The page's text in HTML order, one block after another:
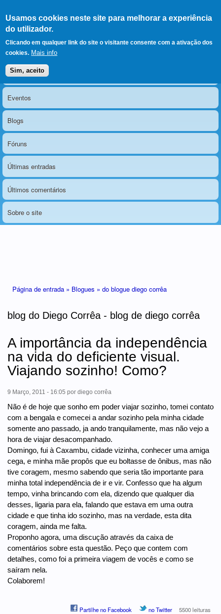
Usamos cookies neste site para melhorar a experiência
do utilizador.
Clicando em qualquer link do site o visitante consente com a ativação dos
cookies. Mais info
Sim, aceito
LERPARAVER , ir para a
página principal
O portal da visão diferente
Menu principal
Notícias
Eventos
Blogs
Fóruns
Últimas entradas
Últimos comentários
Sobre o site
Página de entrada » Blogues » do blogue diego corrêa
blog do Diego Corrêa - blog de diego corrêa
A importância da independência
na vida do deficiente visual.
Viajando sozinho! Como?
9 Março, 2011 - 16:05 por diego corrêa
Não é de hoje que sonho em poder viajar sozinho, tomei contato
com a bengala e comecei a andar sozinho pela minha cidade
somente ano passado, ja ando tranquilamente, mas não vejo a
hora de viajar desacompanhado.
Domingo, fui à Caxambu, cidade vizinha, conhecer uma amiga
cega, e minha mãe propôs que eu boltasse de ônibus, mas não
tive coragem, mesmo sabendo que seria tão importante para
minha total independência de ir e vir. Confesso que ha algum
tempo, vinha brincando com ela, dizendo que qualquer dia
desses, ligaria para ela, falando que estava em uma outra
cidade e que tinha ido sozinho, mas na verdade, esta dita
coragem, ainda me falta.
Proponho agora, uma discução através da caixa de
comentários sobre esta questão. Peço que contem com
detalhes, como foi a primeira viagem de vocês e como se
saíram nela.
Colaborem!
Partilhe no Facebook no Twitter 5500 leituras